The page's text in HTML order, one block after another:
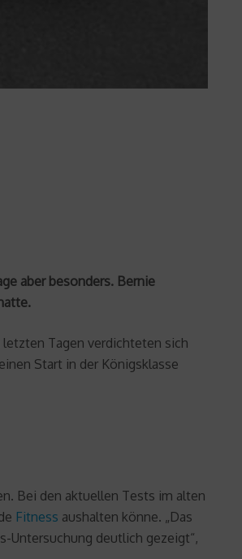
aber besonders. Bernie
letzten Tagen verdichteten sich
Start in der Königsklasse
Bei den aktuellen Tests im alten
Fitness aushalten könne. „Das
Untersuchung deutlich gezeigt“,